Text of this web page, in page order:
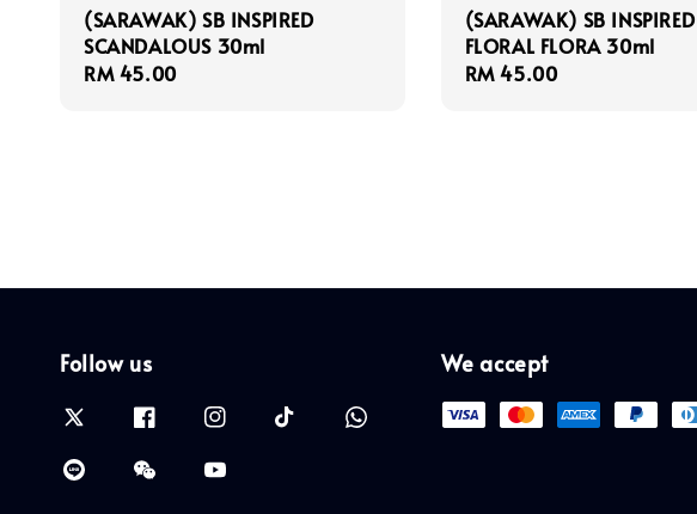
(SARAWAK) SB INSPIRED
SCANDALOUS 30ml
Regular
RM 45.00
(SARAWAK) SB INSPIRED
FLORAL FLORA 30ml
Regular
RM 45.00
Follow us We accept